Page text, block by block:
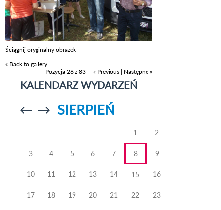
Ściągnij oryginalny obrazek
« Back to gallery
Pozycja 26 z 83
« Previous | Następne »
KALENDARZ WYDARZEŃ
Przejdź doPrzejdź do
SIERPIEŃ
1 2
3 4 5 6 7 8 9
10 11 12 13 14 15 16
17 18 19 20 21 22 23